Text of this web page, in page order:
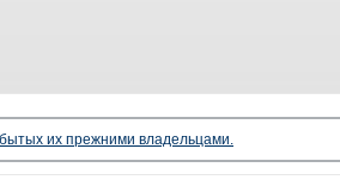
их прежними владельцами.